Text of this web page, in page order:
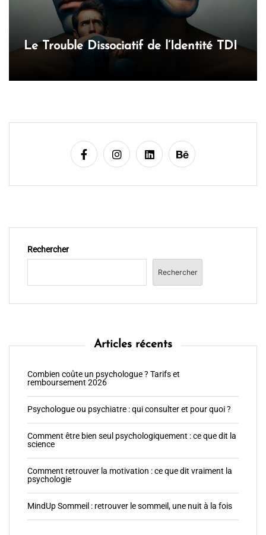
e
Rechercher
Rechercher
Articles récents
Combien coûte un psychologue ? Tarifs et
remboursement 2026
Psychologue ou psychiatre : qui consulter et pour quoi ?
Comment être bien seul psychologiquement : ce que dit la
science
Comment retrouver la motivation : ce que dit vraiment la
psychologie
MindUp Sommeil : retrouver le sommeil, une nuit à la fois